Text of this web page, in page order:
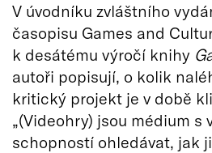
V úvodníku zvláštního
časopisu Games and
k desátému výročí knihy
autoři popisují, o kolik
kritický projekt je v době
„(Videohry) jsou médium s
schopností ohledávat, jak